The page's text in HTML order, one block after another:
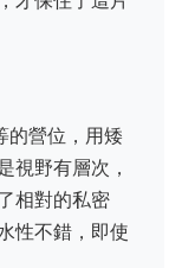
的營位，用矮
視野有層次，
相對的私密
性不錯，即使